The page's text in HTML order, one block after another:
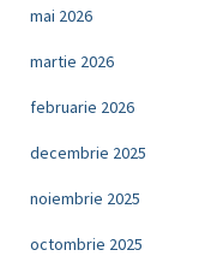
mai 2026
martie 2026
februarie 2026
decembrie 2025
noiembrie 2025
octombrie 2025